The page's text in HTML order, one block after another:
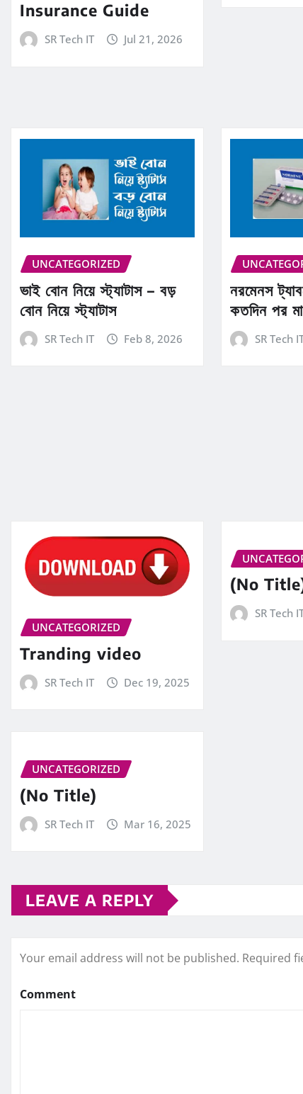
Insurance Guide
SR Tech IT Jul 21, 2026
UNCATEGORIZED
ভাই বোন নিয়ে স্ট্যাটাস – বড়
বোন নিয়ে স্ট্যাটাস
SR Tech IT Feb 8, 2026
নরমেনস
কতদিন পর
SR Tech
UNCATEGORIZED
Tranding video
SR Tech IT Dec 19, 2025
(No
SR Tech
UNCATEGORIZED
(No Title)
SR Tech IT Mar 16, 2025
LEAVE A REPLY
Your email address will not be published. Required
Comment